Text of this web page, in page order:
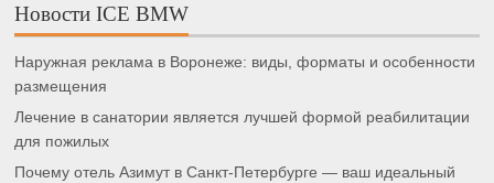
Новости ICE BMW
Наружная реклама в Воронеже: виды, форматы и особенности
размещения
Лечение в санатории является лучшей формой реабилитации
для пожилых
Почему отель Азимут в Санкт-Петербурге — ваш идеальный